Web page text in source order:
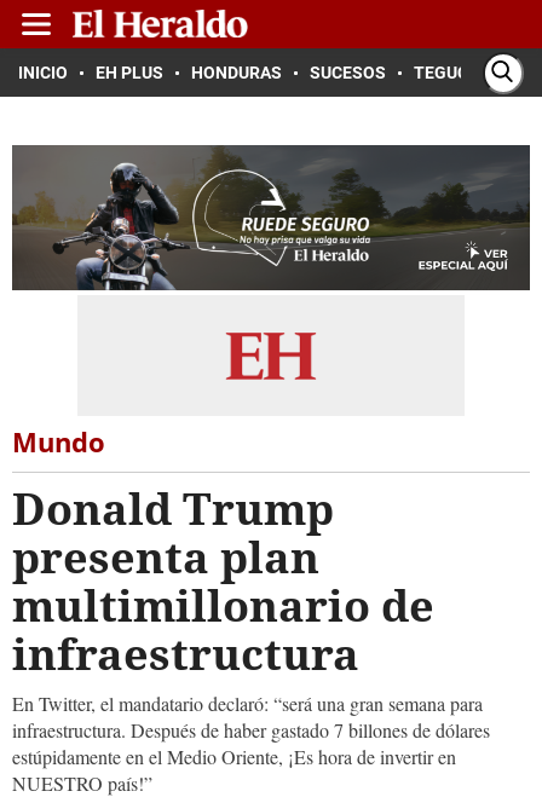
INICIO EH PLUS HONDURAS SUCESOS TEGUCIGALPA
Mundo
Donald Trump
presenta plan
multimillonario de
infraestructura
En Twitter, el mandatario declaró: “será una gran semana para
infraestructura. Después de haber gastado 7 billones de dólares
estúpidamente en el Medio Oriente, ¡Es hora de invertir en
NUESTRO país!”